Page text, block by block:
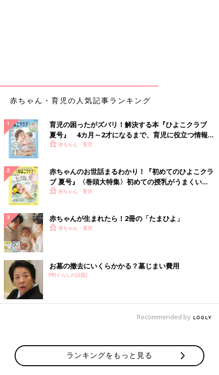
赤ちゃん・育児の人気記事ランキング
育児の困ったがズバリ！解決する本『ひよこクラブ
夏号』 4カ月～2才になるまで、育児に役立つ情報が
いっぱい！
赤ちゃん・育児
赤ちゃんのお世話まるわかり！『初めてのひよこクラ
ブ 夏号』〈巻頭大特集〉初めての授乳がうまくい
く！ おっぱい・ミルクの基本と夏のトラブル 解決テ
赤ちゃん・育児
赤ちゃんが生まれたら！2冊の「たまひよ」
赤ちゃん・育児
お墓の撤去にいくらかかる？墓じまい費用
PR(くらしの話題)
Recommended by
ランキングをもっと見る